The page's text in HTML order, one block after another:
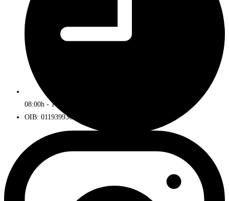
08:00h - 16:00h
OIB: 01193993672